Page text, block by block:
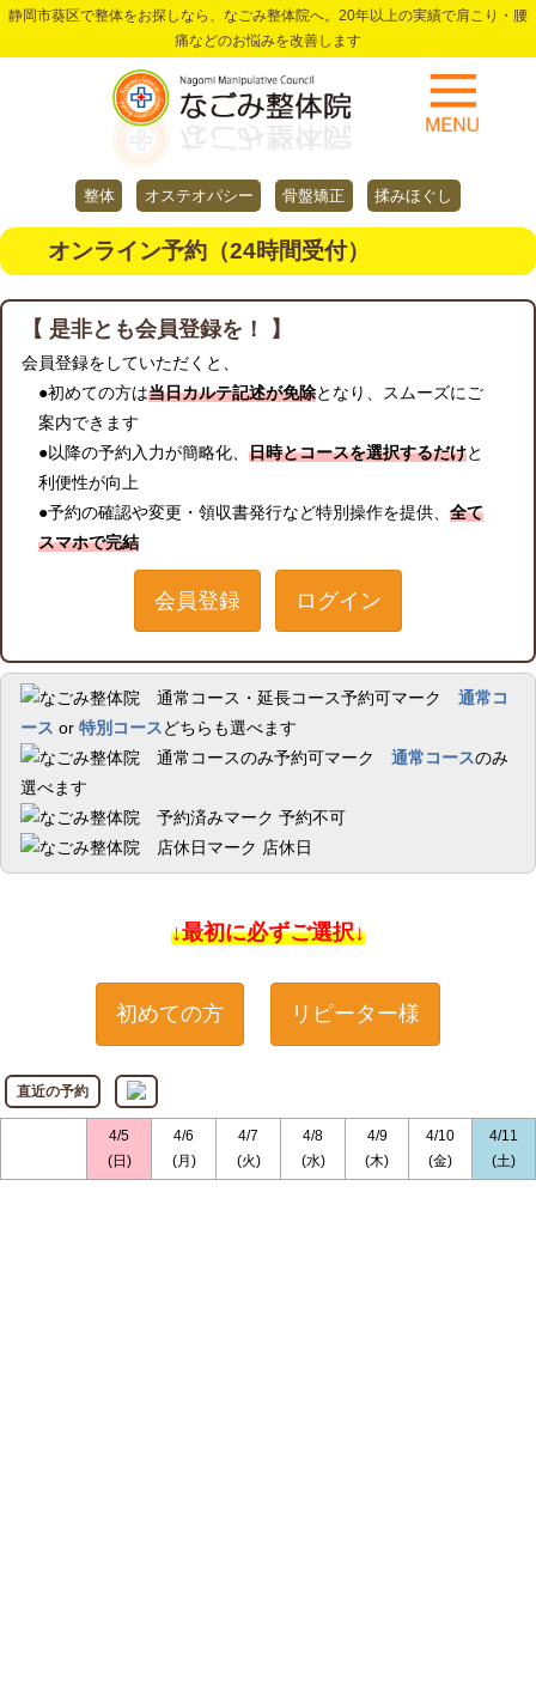
静岡市葵区で整体をお探しなら、なごみ整体院へ。20年以上の実績で肩こり・腰
痛などのお悩みを改善します
整体 オステオパシー 骨盤矯正 揉みほぐし
オンライン予約（24時間受付）
【 是非とも会員登録を！ 】
会員登録をしていただくと、
●初めての方は当日カルテ記述が免除となり、スムーズにご
案内できます
●以降の予約入力が簡略化、 日時とコースを選択するだけと
利便性が向上
●予約の確認や変更・領収書発行など特別操作を提供、 全て
スマホで完結
会員登録 ログイン
通常コ
ース or 特別コースどちらも選べます
通常コースのみ
選べます
予約不可
店休日
↓最初に必ずご選択↓
初めての方 リピーター様
直近の予約
4/5
(日)
4/6
(月)
4/7
(火)
4/8
(水)
4/9
(木)
4/10
(金)
4/11
(土)